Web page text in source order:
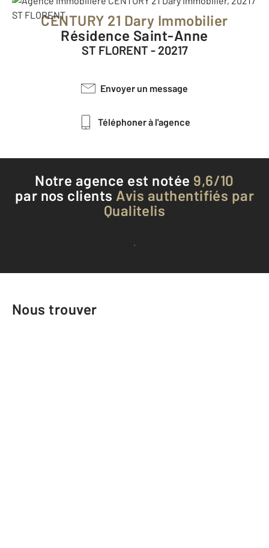
CENTURY 21 Dary Immobilier
Résidence Saint-Anne
ST FLORENT - 20217
Envoyer un message
Téléphoner à l'agence
Notre agence est notée 9,6/10
par nos clients Avis authentifiés par
Qualitelis
Voir tous les avis clients
Nous trouver